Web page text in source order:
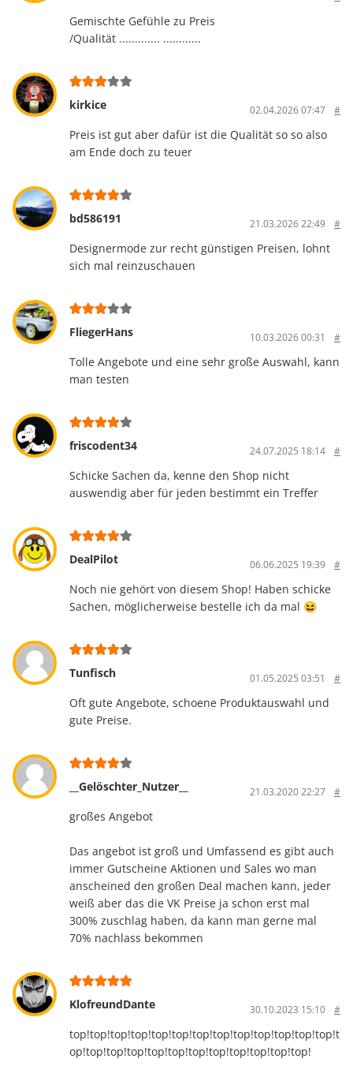
Gemischte Gefühle zu Preis
/Qualität ............. ............
kirkice 02.04.2026 07:47 #
Preis ist gut aber dafür ist die Qualität so so also
am Ende doch zu teuer
bd586191 21.03.2026 22:49 #
Designermode zur recht günstigen Preisen, lohnt
sich mal reinzuschauen
FliegerHans 10.03.2026 00:31 #
Tolle Angebote und eine sehr große Auswahl, kann
man testen
friscodent34 24.07.2025 18:14 #
Schicke Sachen da, kenne den Shop nicht
auswendig aber für jeden bestimmt ein Treffer
DealPilot 06.06.2025 19:39 #
Noch nie gehört von diesem Shop! Haben schicke
Sachen, möglicherweise bestelle ich da mal 😆
Tunfisch 01.05.2025 03:51 #
Oft gute Angebote, schoene Produktauswahl und
gute Preise.
__Gelöschter_Nutzer__ 21.03.2020 22:27 #
großes Angebot
Das angebot ist groß und Umfassend es gibt auch
immer Gutscheine Aktionen und Sales wo man
anscheined den großen Deal machen kann, jeder
weiß aber das die VK Preise ja schon erst mal
300% zuschlag haben, da kann man gerne mal
70% nachlass bekommen
KlofreundDante 30.10.2023 15:10 #
top!top!top!top!top!top!top!top!top!top!top!top!top!t
op!top!top!top!top!top!top!top!top!top!top!top!